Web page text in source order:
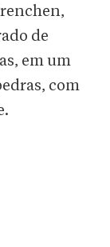
de
em um
com